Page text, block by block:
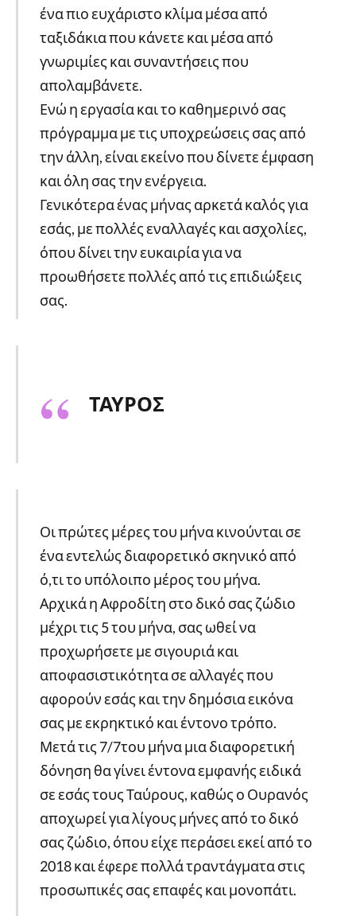
ένα πιο ευχάριστο κλίμα μέσα από
ταξιδάκια που κάνετε και μέσα από
γνωριμίες και συναντήσεις που
απολαμβάνετε.
Ενώ η εργασία και το καθημερινό σας
πρόγραμμα με τις υποχρεώσεις σας από
την άλλη, είναι εκείνο που δίνετε έμφαση
και όλη σας την ενέργεια.
Γενικότερα ένας μήνας αρκετά καλός για
εσάς, με πολλές εναλλαγές και ασχολίες,
όπου δίνει την ευκαιρία για να
προωθήσετε πολλές από τις επιδιώξεις
σας.
ΤΑΥΡΟΣ
Οι πρώτες μέρες του μήνα κινούνται σε
ένα εντελώς διαφορετικό σκηνικό από
ό,τι το υπόλοιπο μέρος του μήνα.
Αρχικά η Αφροδίτη στο δικό σας ζώδιο
μέχρι τις 5 του μήνα, σας ωθεί να
προχωρήσετε με σιγουριά και
αποφασιστικότητα σε αλλαγές που
αφορούν εσάς και την δημόσια εικόνα
σας με εκρηκτικό και έντονο τρόπο.
Μετά τις 7/7του μήνα μια διαφορετική
δόνηση θα γίνει έντονα εμφανής ειδικά
σε εσάς τους Ταύρους, καθώς ο Ουρανός
αποχωρεί για λίγους μήνες από το δικό
σας ζώδιο, όπου είχε περάσει εκεί από το
2018 και έφερε πολλά τραντάγματα στις
προσωπικές σας επαφές και μονοπάτι.